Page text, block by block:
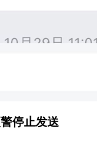
停止发送